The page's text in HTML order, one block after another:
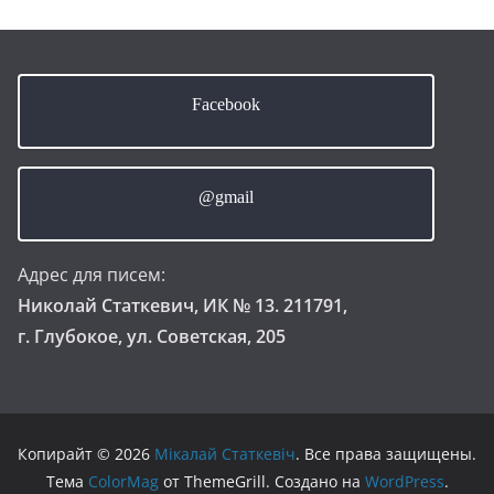
Facebook
@gmail
Адрес для писем:
Николай Статкевич, ИК № 13. 211791,
г. Глубокое, ул. Советская, 205
Копирайт © 2026 Мікалай Статкевіч. Все права защищены.
Тема ColorMagот ThemeGrill. Создано на WordPress.